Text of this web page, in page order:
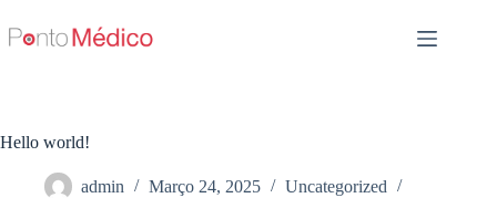
para
Hello world!
admin Março 24, 2025
Uncategorized